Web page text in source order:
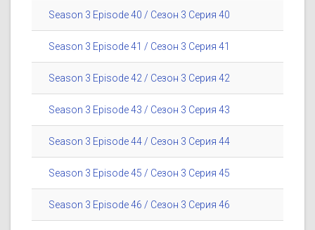
Season 3 Episode 40 / Сезон 3 Серия 40
Season 3 Episode 41 / Сезон 3 Серия 41
Season 3 Episode 42 / Сезон 3 Серия 42
Season 3 Episode 43 / Сезон 3 Серия 43
Season 3 Episode 44 / Сезон 3 Серия 44
Season 3 Episode 45 / Сезон 3 Серия 45
Season 3 Episode 46 / Сезон 3 Серия 46